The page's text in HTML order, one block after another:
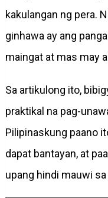
kakulangan ng pera.
ginhawa ay ang
maingat at mas may
Sa artikulong ito,
praktikal na pag-
Pilipinaskung paano
dapat bantayan, at
upang hindi mauwi